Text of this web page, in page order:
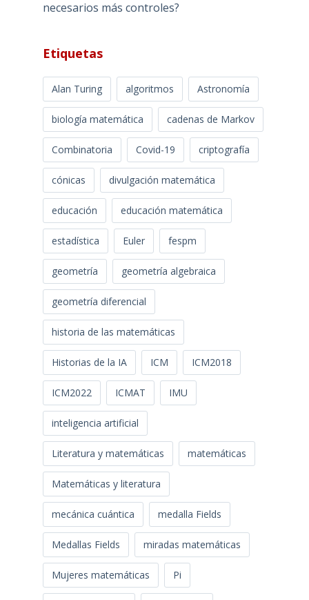
necesarios más controles?
Etiquetas
Alan Turing algoritmos Astronomía
biología matemática cadenas de Markov
Combinatoria Covid-19 criptografía
cónicas divulgación matemática
educación educación matemática
estadística Euler fespm
geometría geometría algebraica
geometría diferencial
historia de las matemáticas
Historias de la IA ICM ICM2018
ICM2022 ICMAT IMU
inteligencia artificial
Literatura y matemáticas matemáticas
Matemáticas y literatura
mecánica cuántica medalla Fields
Medallas Fields miradas matemáticas
Mujeres matemáticas Pi